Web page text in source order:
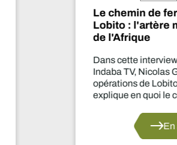
de fer Atlantique de
: l'artère minière stratégique
cette interview accordée à Mining
TV, Nicolas Grégoire, directeur des
de Lobito Atlantic Railway,
en quoi le corridor de Lobito est